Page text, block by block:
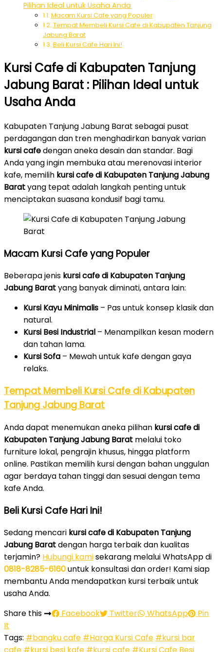
Pilihan Ideal untuk Usaha Anda
Macam Kursi Cafe yang Populer
Tempat Membeli Kursi Cafe di Kabupaten Tanjung
Jabung Barat
Beli Kursi Cafe Hari Ini!
Kursi Cafe di Kabupaten Tanjung
Jabung Barat : Pilihan Ideal untuk
Usaha Anda
Kabupaten Tanjung Jabung Barat sebagai pusat
perdagangan dan tren menghadirkan banyak varian
kursi cafedengan aneka desain dan standar. Bagi
Anda yang ingin membuka atau merenovasi interior
kafe, memilih kursi cafe di Kabupaten Tanjung Jabung
Baratyang tepat adalah langkah penting untuk
menciptakan suasana kondusif bagi tamu.
Macam Kursi Cafe yang Populer
Beberapa jenis kursi cafe di Kabupaten Tanjung
Jabung Baratyang banyak diminati, antara lain:
Kursi Kayu Minimalis – Pas untuk konsep klasik dan
natural.
Kursi Besi Industrial – Menampilkan kesan modern
dan tahan lama.
Kursi Sofa – Mewah untuk kafe dengan gaya
relaks.
Tempat Membeli Kursi Cafe di Kabupaten
Tanjung Jabung Barat
Anda dapat menemukan aneka pilihan kursi cafe di
Kabupaten Tanjung Jabung Barat melalui toko
furniture lokal, pengrajin khusus, hingga platform
online. Pastikan memilih kursi dengan bahan unggulan
agar berdaya tahan tinggi dan sesuai dengan tema
kafe Anda.
Beli Kursi Cafe Hari Ini!
Sedang mencari kursi cafe di Kabupaten Tanjung
Jabung Baratdengan harga terbaik dan kualitas
terjamin? Hubungi kamisekarang melalui WhatsApp di
0818-8285-6160untuk konsultasi dan order! Kami siap
membantu Anda mendapatkan kursi terbaik untuk
usaha Anda.
Share this
Facebook Twitter WhatsApp
Pin
It
Tags: #bangku cafe #Harga Kursi Cafe #kursi bar